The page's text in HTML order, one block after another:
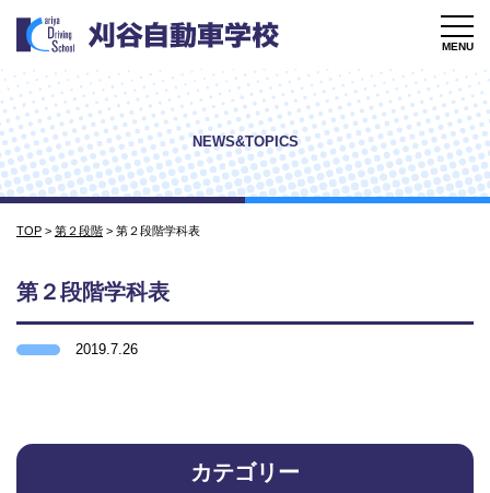
MENU
NEWS&TOPICS
TOP > 第２段階 > 第２段階学科表
第２段階学科表
2019.7.26
カテゴリー